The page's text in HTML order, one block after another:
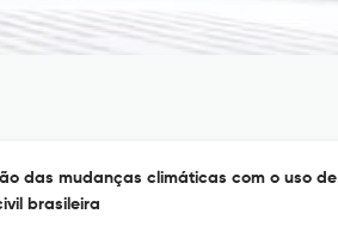
das mudanças climáticas com o uso de
brasileira